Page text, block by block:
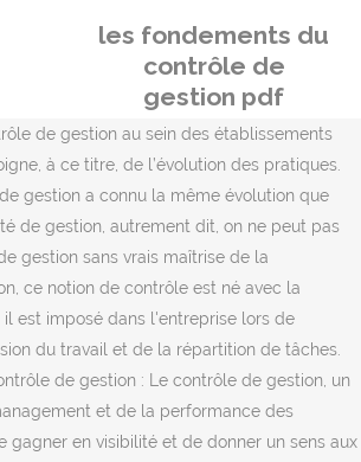
les fondements du
contrôle de
gestion pdf
de gestion au sein des établissements
à ce titre, de l’évolution des pratiques.
gestion a connu la même évolution que
de gestion, autrement dit, on ne peut pas
gestion sans vrais maîtrise de la
ce notion de contrôle est né avec la
est imposé dans l'entreprise lors de
du travail et de la répartition de tâches.
de gestion : Le contrôle de gestion, un
et de la performance des
gagner en visibilité et de donner un sens aux